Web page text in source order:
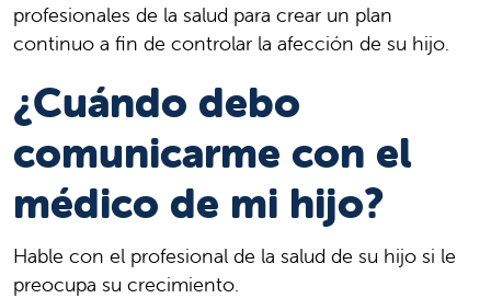
profesionales de la salud para crear un plan
continuo a fin de controlar la afección de su hijo.
¿Cuándo debo
comunicarme con el
médico de mi hijo?
Hable con el profesional de la salud de su hijo si le
preocupa su crecimiento.